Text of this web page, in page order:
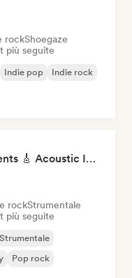
rockShoegaze
più seguite
Indie pop
Indie rock
Mellow Guitar Moments 🎸 Acoustic Indie Folk & Singer-Songwriter
rockStrumentale
più seguite
Strumentale
Pop rock